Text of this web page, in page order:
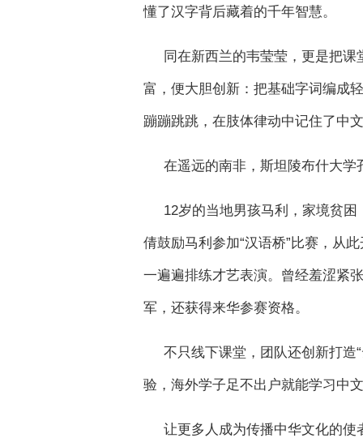
懂了汉字背后藏着的千年智慧。
同在新西兰的韦莹莹，更是把
富，便大胆创新：把基础字词编成
蹦蹦跳跳，在肢体律动中记住了中
在遥远的南非，斯坦陵布什大
12岁的当地男孩马利，家境贫
倩鼓励马利参加“汉语桥”比赛，从
一遍遍排练才艺表演。曾经羞涩紧
军，还获得来华参赛资格。
不只线下课堂，团队还创新打造
验，海外学子足不出户就能学习中
让更多人成为传播中华文化的使